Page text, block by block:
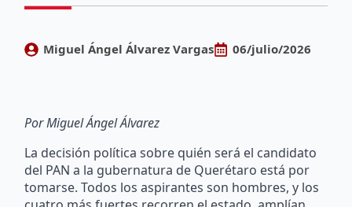
Miguel Ángel Álvarez Vargas 06/julio/2026
Por Miguel Ángel Álvarez
La decisión política sobre quién será el candidato
del PAN a la gubernatura de Querétaro está por
tomarse. Todos los aspirantes son hombres, y los